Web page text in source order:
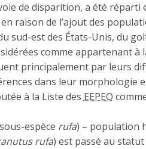
de disparition, a été réparti
raison de l’ajout des
sud-est des États-Unis, du
comme appartenant à
principalement par leurs
dans leur morphologie
à la Liste des EEPEO
espèce rufa) – population
rufa) est passé au statut